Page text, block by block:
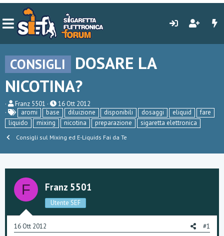
CONSIGLI
DOSARE LA
NICOTINA?
C
r
e
a
D
s
c
u
s
i
o
Franz 5501
D
a
t
a
d
i
o
16 Ott 2012
aromi
base diluizione disponibili dosaggi eliquid
fare
liquido
mixing nicotina preparazione sigaretta elettronica
Consigli sul Mixing ed E-Liquids Fai da Te
F Franz 5501
Utente SEF
16 Ott 2012 #1